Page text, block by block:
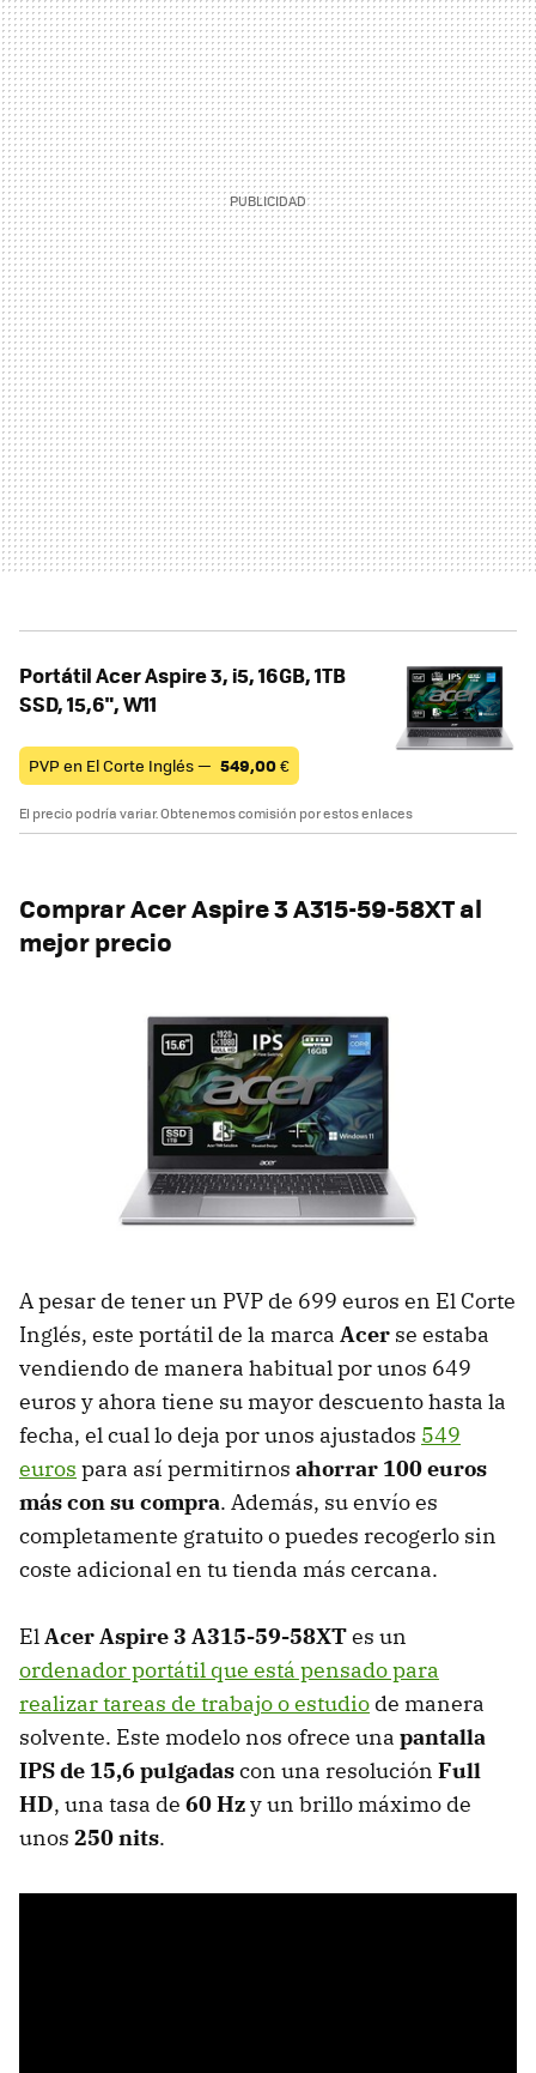
Portátil Acer Aspire 3, i5, 16GB, 1TB
SSD, 15,6", W11
PVP en El Corte Inglés — 549,00€
El precio podría variar. Obtenemos comisión por estos enlaces
Comprar Acer Aspire 3 A315-59-58XT al
mejor precio
A pesar de tener un PVP de 699 euros en El Corte
Inglés, este portátil de la marca Acer se estaba
vendiendo de manera habitual por unos 649
euros y ahora tiene su mayor descuento hasta la
fecha, el cual lo deja por unos ajustados 549
euros para así permitirnos ahorrar 100 euros
más con su compra. Además, su envío es
completamente gratuito o puedes recogerlo sin
coste adicional en tu tienda más cercana.
ElAcer Aspire 3 A315-59-58XTes un
ordenador portátil que está pensado para
realizar tareas de trabajo o estudio de manera
solvente. Este modelo nos ofrece una pantalla
IPS de 15,6 pulgadascon una resolución Full
HD, una tasa de 60 Hzy un brillo máximo de
unos 250 nits.